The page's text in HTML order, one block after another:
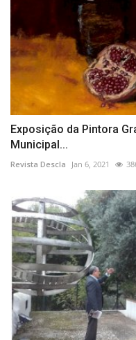
Exposição da Pintora
Municipal...
Revista Descla Jan 6, 2021